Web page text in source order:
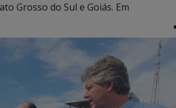
Grosso do Sul e Goiás. Em